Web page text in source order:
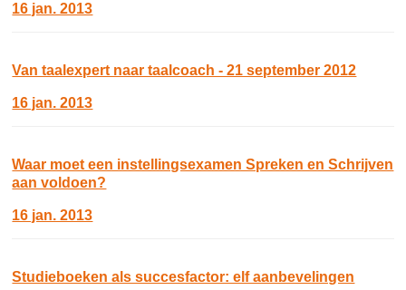
16 jan. 2013
Van taalexpert naar taalcoach - 21 september 2012
16 jan. 2013
Waar moet een instellingsexamen Spreken en Schrijven
aan voldoen?
16 jan. 2013
Studieboeken als succesfactor: elf aanbevelingen